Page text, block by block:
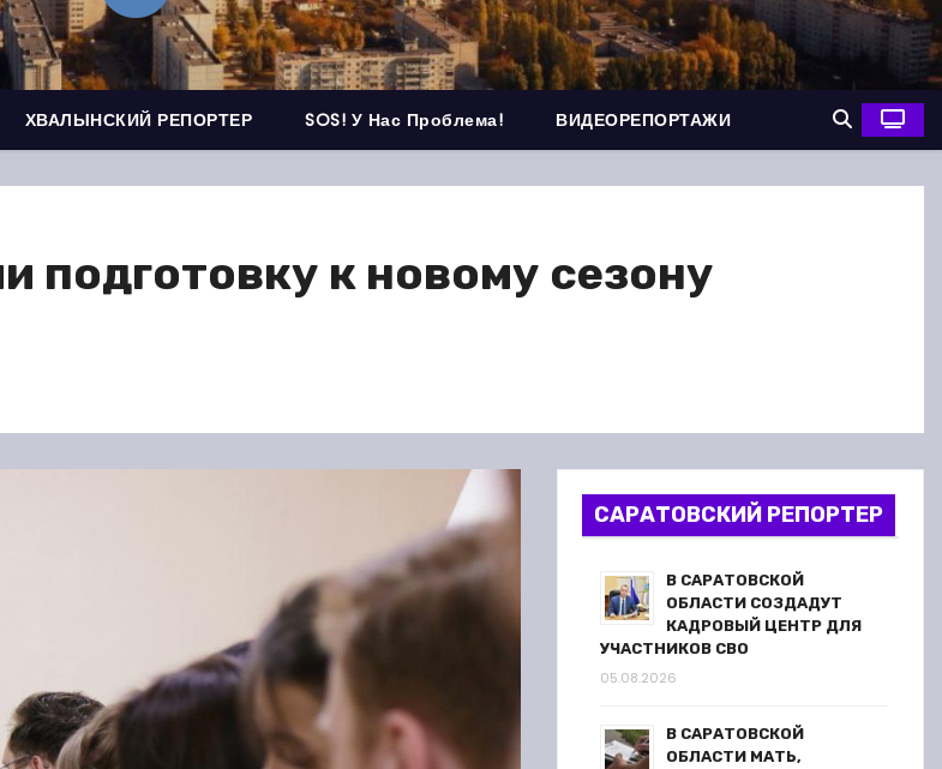
ХВАЛЫНСКИЙ РЕПОРТЕР SOS! У Нас Проблема! ВИДЕОРЕПОРТАЖИ
подготовку к новому сезону
САРАТОВСКИЙ РЕПОРТЕР
В САРАТОВСКОЙ
ОБЛАСТИ СОЗДАДУТ
КАДРОВЫЙ ЦЕНТР ДЛЯ
УЧАСТНИКОВ СВО
05.08.2026
В САРАТОВСКОЙ
ОБЛАСТИ МАТЬ,